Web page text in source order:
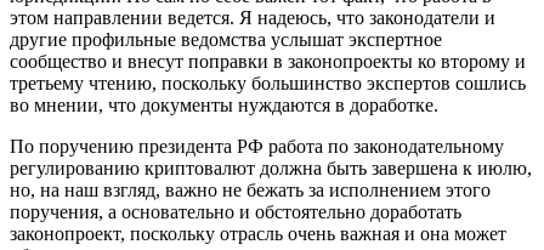
этом направлении ведется. Я надеюсь, что законодатели и
другие профильные ведомства услышат экспертное
сообщество и внесут поправки в законопроекты ко второму и
третьему чтению, поскольку большинство экспертов сошлись
во мнении, что документы нуждаются в доработке.
По поручению президента РФ работа по законодательному
регулированию криптовалют должна быть завершена к июлю,
но, на наш взгляд, важно не бежать за исполнением этого
поручения, а основательно и обстоятельно доработать
законопроект, поскольку отрасль очень важная и она может